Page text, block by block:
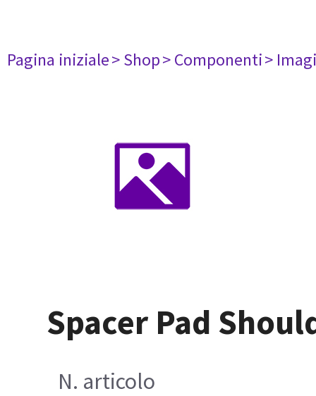
Pagina iniziale> Shop> Componenti>
Spacer Pad
N. articolo